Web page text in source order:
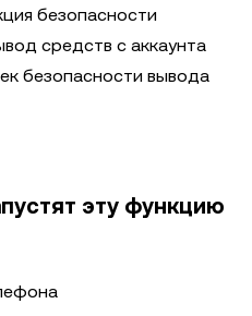
безопасности
средств с аккаунта
безопасности вывода
эту функцию